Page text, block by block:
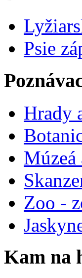
Psie
Hrady
Múzeá
Zoo -
Kam na